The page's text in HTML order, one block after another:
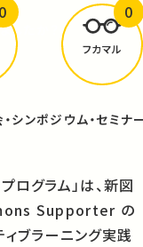
したか？
0
フカマル
0
シンポジウム・セミナ
ログラム」は、新図
Supporter の
ブラーニング実践